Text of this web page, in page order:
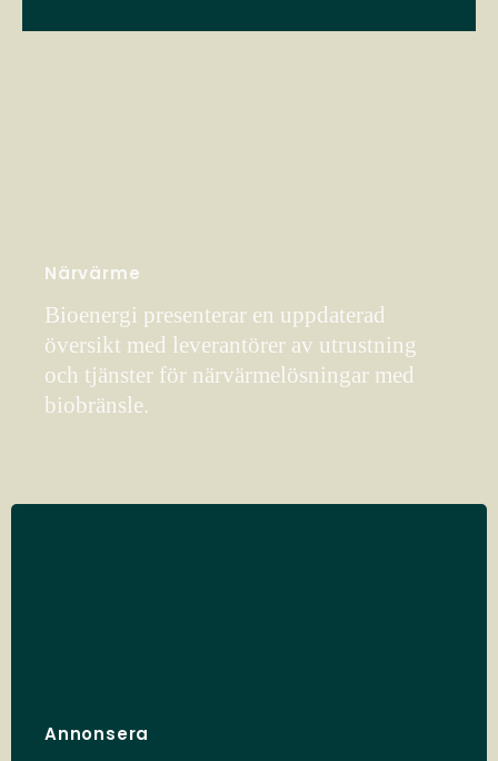
Närvärme
Bioenergi presenterar en uppdaterad
översikt med leverantörer av utrustning
och tjänster för närvärmelösningar med
biobränsle.
Annonsera